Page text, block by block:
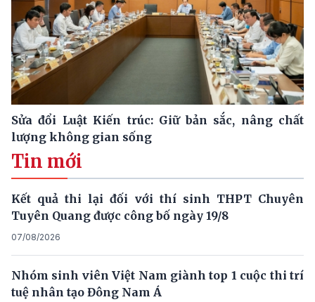
Sửa đổi Luật Kiến trúc: Giữ bản sắc, nâng chất
lượng không gian sống
Tin mới
Kết quả thi lại đối với thí sinh THPT Chuyên
Tuyên Quang được công bố ngày 19/8
07/08/2026
Nhóm sinh viên Việt Nam giành top 1 cuộc thi trí
tuệ nhân tạo Đông Nam Á